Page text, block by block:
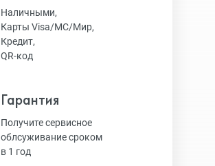
Наличными,
Карты Visa/MC/Мир,
Кредит,
QR-код
Гарантия
Получите сервисное
облсуживание сроком
в 1 год